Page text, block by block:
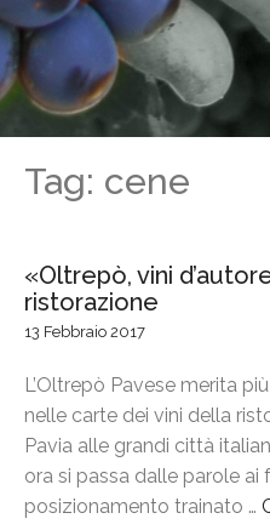
Tag: cene
«Oltrepò, vini
ristorazione
13 Febbraio 2017
L’Oltrepò Pavese merita
nelle carte dei vini della
Pavia alle grandi città
ora si passa dalle parole ai
posizionamento trainato …